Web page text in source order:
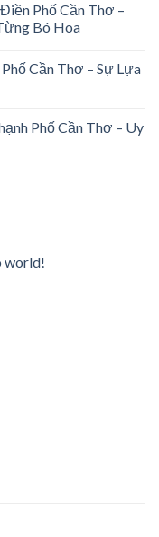
Phố Cần Thơ –
Bó Hoa
Cần Thơ – Sự Lựa
Phố Cần Thơ – Uy
world!